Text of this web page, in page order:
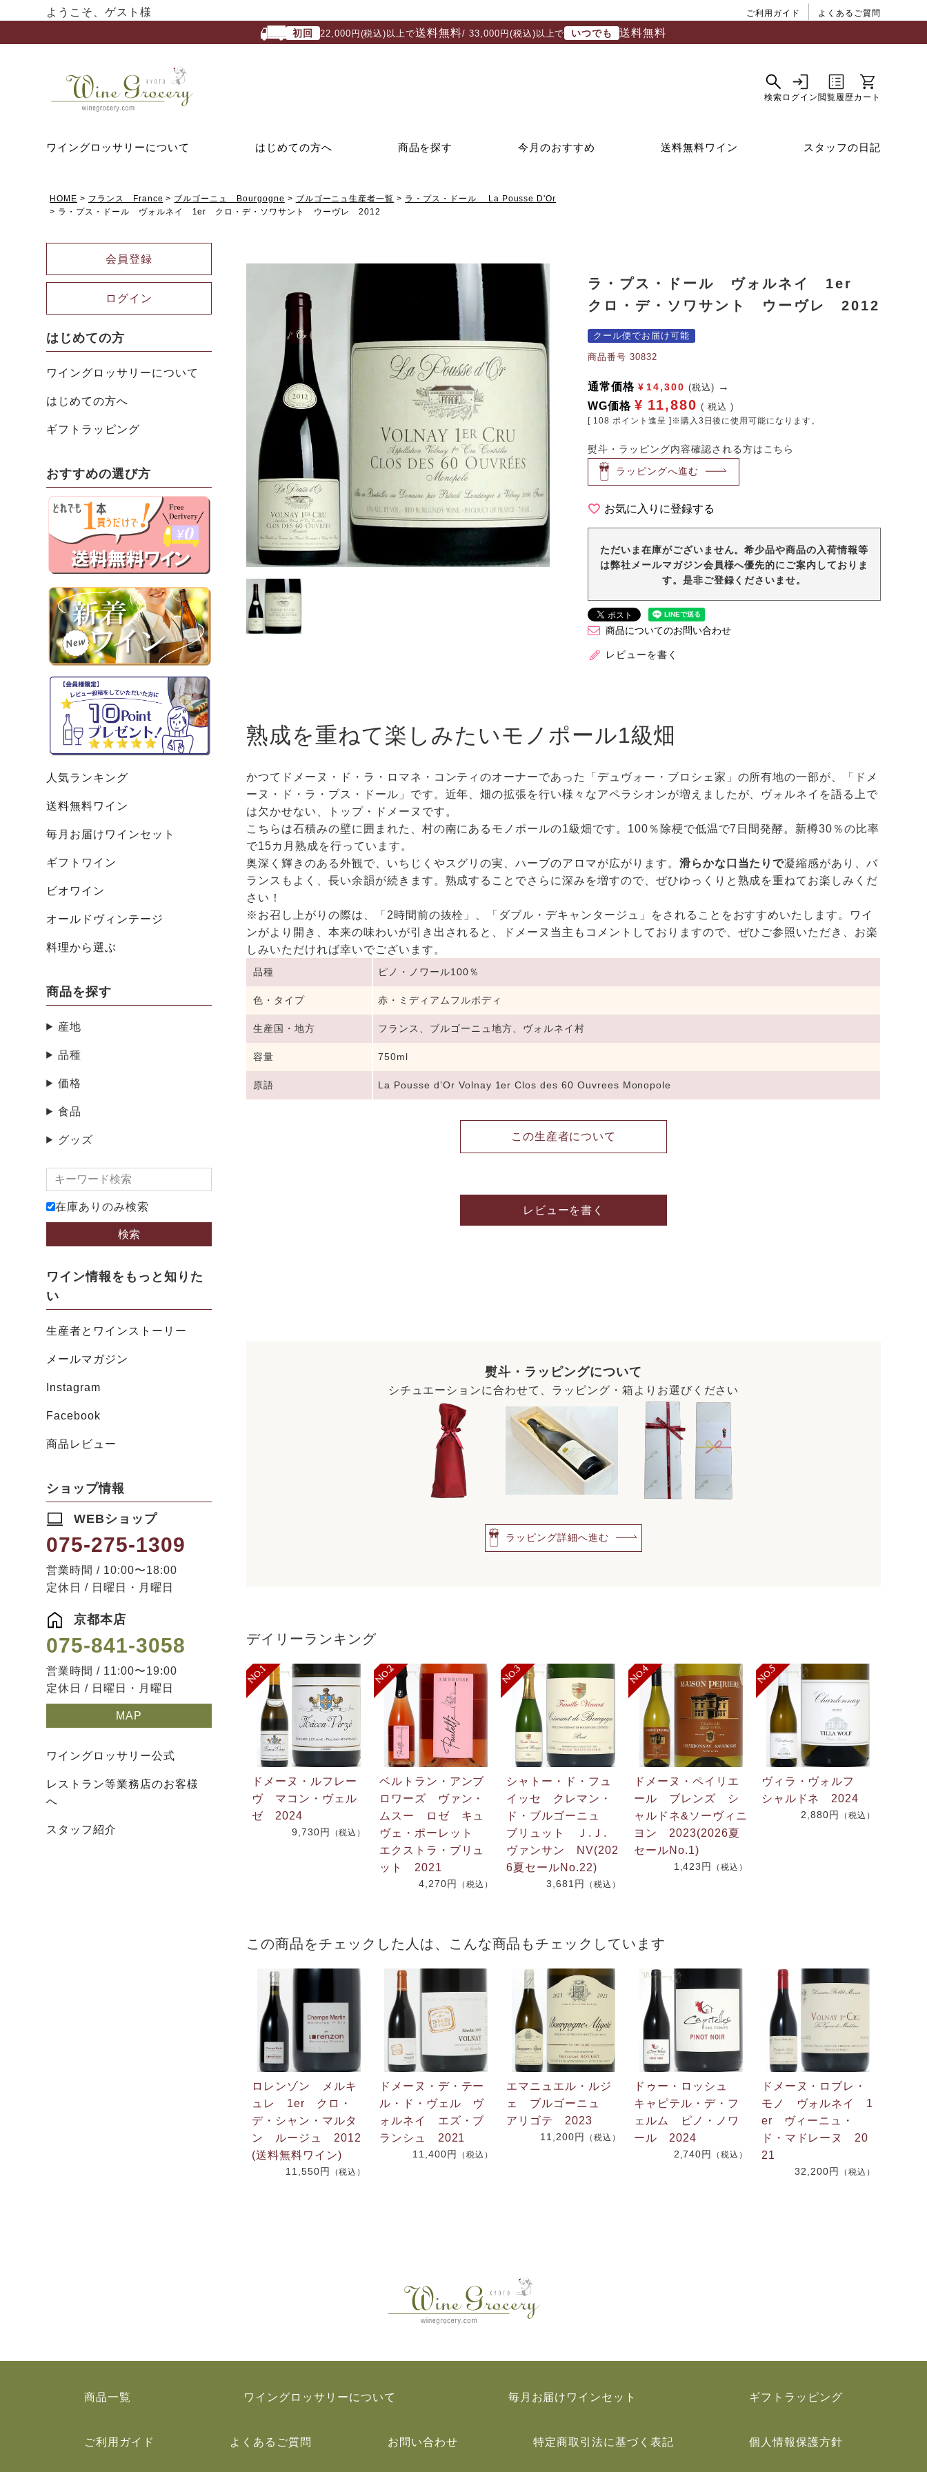
ようこそ、ゲスト様 ご利用ガイド よくあるご質問
初回 22,000円(税込)以上で送料無料/ 33,000円(税込)以上で いつでも 送料無料
ワイングロッサリーについて はじめての方へ 商品を探す 今月のおすすめ 送料無料ワイン スタッフの日記
HOME フランス France ブルゴーニュ Bourgogne ブルゴーニュ生産者一覧
ラ・プス・ドール La Pousse D'Or
ラ・プス・ドール ヴォルネイ 1er クロ・デ・ソワサント ウーヴレ 2012
会員登録
ログイン
はじめての方
ワイングロッサリーについて
はじめての方へ
ギフトラッピング
おすすめの選び方
人気ランキング
送料無料ワイン
毎月お届けワインセット
ギフトワイン
ビオワイン
オールドヴィンテージ
料理から選ぶ
商品を探す
産地
品種
価格
食品
グッズ
在庫ありのみ検索
検索
ワイン情報をもっと知りた
い
生産者とワインストーリー
メールマガジン
Instagram
Facebook
商品レビュー
ショップ情報
WEBショップ
075-275-1309
営業時間 / 10:00〜18:00
定休日 / 日曜日・月曜日
京都本店
075-841-3058
営業時間 / 11:00〜19:00
定休日 / 日曜日・月曜日
MAP
ワイングロッサリー公式
レストラン等業務店のお客様
へ
スタッフ紹介
ラ・プス・ドール ヴォルネイ 1er
クロ・デ・ソワサント ウーヴレ 2012
クール便でお届け可能
商品番号 30832
通常価格 ¥ 14,300 (税込)
WG価格 ¥ 11,880 税込
[ 108 ポイント進呈 ]※購入3日後に使用可能になります。
熨斗・ラッピング内容確認される方はこちら
ラッピングへ進む
お気に入りに登録する
ただいま在庫がございません。希少品や商品の入荷情報等
は弊社メールマガジン会員様へ優先的にご案内しておりま
す。是非ご登録くださいませ。
商品についてのお問い合わせ
レビューを書く
熟成を重ねて楽しみたいモノポール1級畑
かつてドメーヌ・ド・ラ・ロマネ・コンティのオーナーであった「デュヴォー・ブロシェ家」の所有地の一部が、「ドメ
ーヌ・ド・ラ・プス・ドール」です。近年、畑の拡張を行い様々なアペラシオンが増えましたが、ヴォルネイを語る上で
は欠かせない、トップ・ドメーヌです。
こちらは石積みの壁に囲まれた、村の南にあるモノポールの1級畑です。100％除梗で低温で7日間発酵。新樽30％の比率
で15カ月熟成を行っています。
奥深く輝きのある外観で、いちじくやスグリの実、ハーブのアロマが広がります。 滑らかな口当たりで凝縮感があり、バ
ランスもよく、長い余韻が続きます。熟成することでさらに深みを増すので、ぜひゆっくりと熟成を重ねてお楽しみくだ
さい！
※お召し上がりの際は、「2時間前の抜栓」、「ダブル・デキャンタージュ」をされることをおすすめいたします。ワイ
ンがより開き、本来の味わいが引き出されると、ドメーヌ当主もコメントしておりますので、ぜひご参照いただき、お楽
しみいただければ幸いでございます。
品種 ピノ・ノワール100％
色・タイプ 赤・ミディアムフルボディ
生産国・地方 フランス、ブルゴーニュ地方、ヴォルネイ村
容量 750ml
原語 La Pousse d’Or Volnay 1er Clos des 60 Ouvrees Monopole
この生産者について
レビューを書く
熨斗・ラッピングについて
シチュエーションに合わせて、ラッピング・箱よりお選びください
ラッピング詳細へ進む
デイリーランキング
ドメーヌ・ルフレー
ヴ マコン・ヴェル
ゼ 2024
9,730円 （税込）
ベルトラン・アンブ
ロワーズ ヴァン・
ムスー ロゼ キュ
ヴェ・ポーレット
エクストラ・ブリュ
ット 2021
4,270円 （税込）
シャトー・ド・フュ
イッセ クレマン・
ド・ブルゴーニュ
ブリュット Ｊ.Ｊ.
ヴァンサン NV(202
6夏セールNo.22)
3,681円 （税込）
ドメーヌ・ペイリエ
ール ブレンズ シ
ャルドネ&ソーヴィニ
ヨン 2023(2026夏
セールNo.1)
1,423円 （税込）
ヴィラ・ヴォルフ
シャルドネ 2024
2,880円 （税込）
この商品をチェックした人は、こんな商品もチェックしています
ロレンゾン メルキ
ュレ 1er クロ・
デ・シャン・マルタ
ン ルージュ 2012
(送料無料ワイン)
11,550円 （税込）
ドメーヌ・デ・テー
ル・ド・ヴェル ヴ
ォルネイ エズ・ブ
ランシュ 2021
11,400円 （税込）
エマニュエル・ルジ
ェ ブルゴーニュ
アリゴテ 2023
11,200円 （税込）
ドゥー・ロッシュ
キャピテル・デ・フ
ェルム ピノ・ノワ
ール 2024
2,740円 （税込）
ドメーヌ・ロブレ・
モノ ヴォルネイ 1
er ヴィーニュ・
ド・マドレーヌ 20
21
32,200円 （税込）
商品一覧 ワイングロッサリーについて 毎月お届けワインセット ギフトラッピング
ご利用ガイド よくあるご質問 お問い合わせ 特定商取引法に基づく表記 個人情報保護方針